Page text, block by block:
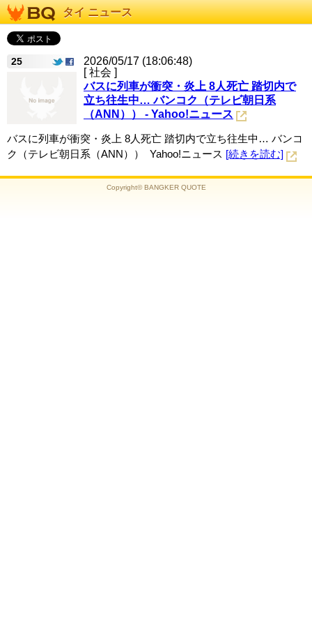
タイ ニュース
25
2026/05/17 (18:06:48)
[ 社会 ]
バスに列車が衝突・炎上 8人死亡 踏切内で
立ち往生中… バンコク（テレビ朝日系
（ANN）） - Yahoo!ニュース
バスに列車が衝突・炎上 8人死亡 踏切内で立ち往生中… バンコ
ク（テレビ朝日系（ANN）） Yahoo!ニュース [続きを読む]
Copyright© BANGKER QUOTE